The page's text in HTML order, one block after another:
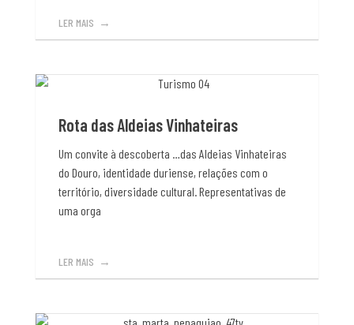
LER MAIS
Rota das Aldeias Vinhateiras
Um convite à descoberta …das Aldeias Vinhateiras
do Douro, identidade duriense, relações com o
território, diversidade cultural. Representativas de
uma orga
LER MAIS